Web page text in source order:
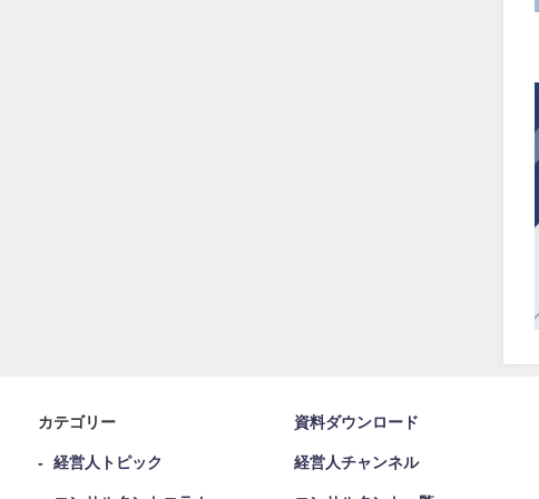
カテゴリー
経営人トピック
資料ダウンロード
経営人チャンネル